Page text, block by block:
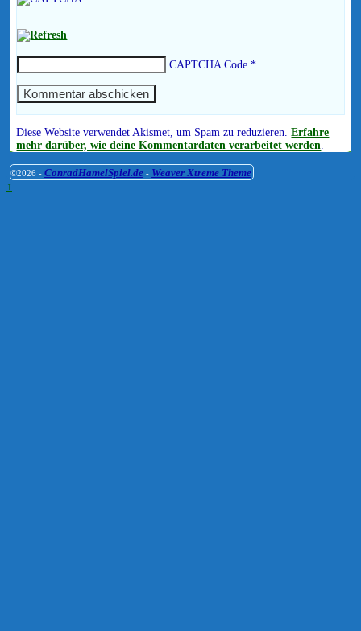
CAPTCHA Code *
Diese Website verwendet Akismet, um Spam zu reduzieren.Erfahre
mehr darüber, wie deine Kommentardaten verarbeitet werden.
©2026 - ConradHamelSpiel.de - Weaver Xtreme Theme
↑